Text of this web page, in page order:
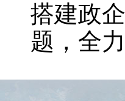
搭建政
题，全